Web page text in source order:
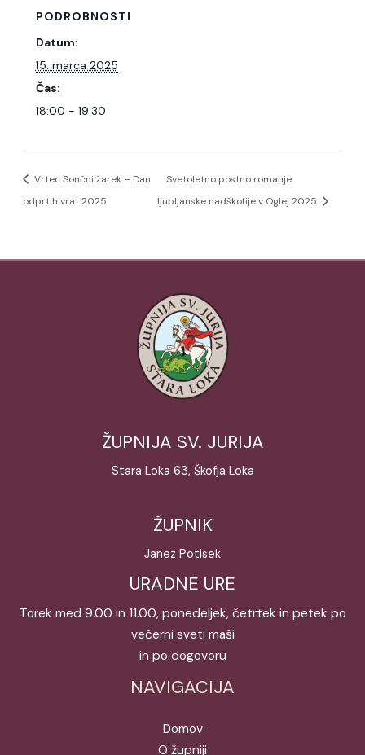
PODROBNOSTI
Datum:
15. marca 2025
Čas:
18:00 - 19:30
Vrtec Sončni žarek – Dan
odprtih vrat 2025
Svetoletno postno romanje
ljubljanske nadškofije v Oglej 2025
ŽUPNIJA SV. JURIJA
Stara Loka 63, Škofja Loka
ŽUPNIK
Janez Potisek
URADNE URE
Torek med 9.00 in 11.00, ponedeljek, četrtek in petek po
večerni sveti maši
in po dogovoru
NAVIGACIJA
Domov
O župniji